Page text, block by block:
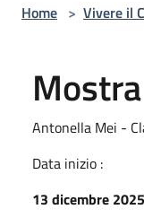
Home > Vivere il
Antonella Mei -
Data inizio :
13 dicembre 2025